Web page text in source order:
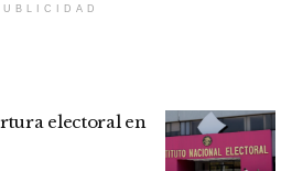
electoral en